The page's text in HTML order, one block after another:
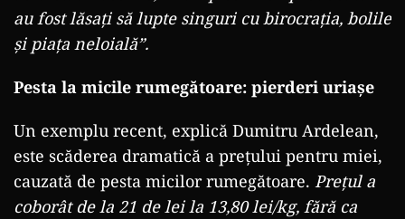
au fost lăsați să lupte singuri cu birocrația, bolile
și piața neloială”.
Pesta la micile rumegătoare: pierderi uriașe
Un exemplu recent, explică Dumitru Ardelean,
este scăderea dramatică a prețului pentru miei,
cauzată de pesta micilor rumegătoare. Prețul a
coborât de la 21 de lei la 13,80 lei/kg, fără ca